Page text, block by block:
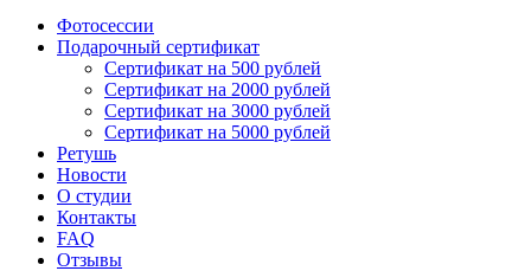
Фотосессии
Подарочный сертификат
Сертификат на 500 рублей
Сертификат на 2000 рублей
Сертификат на 3000 рублей
Сертификат на 5000 рублей
Ретушь
Новости
О студии
Контакты
FAQ
Отзывы